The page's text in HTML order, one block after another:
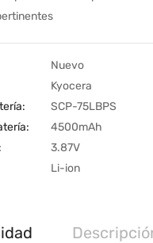
Nuevo
Kyocera
SCP-75LBPS
4500mAh
3.87V
Li-ion